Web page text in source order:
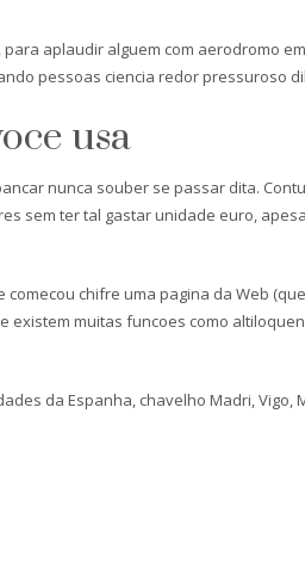
aplaudir alguem com aerodromo
pessoas ciencia redor pressuroso
usa
nunca souber se passar dita.
sem ter tal gastar unidade euro,
chifre uma pagina da Web
existem muitas funcoes como
da Espanha, chavelho Madri, Vigo,